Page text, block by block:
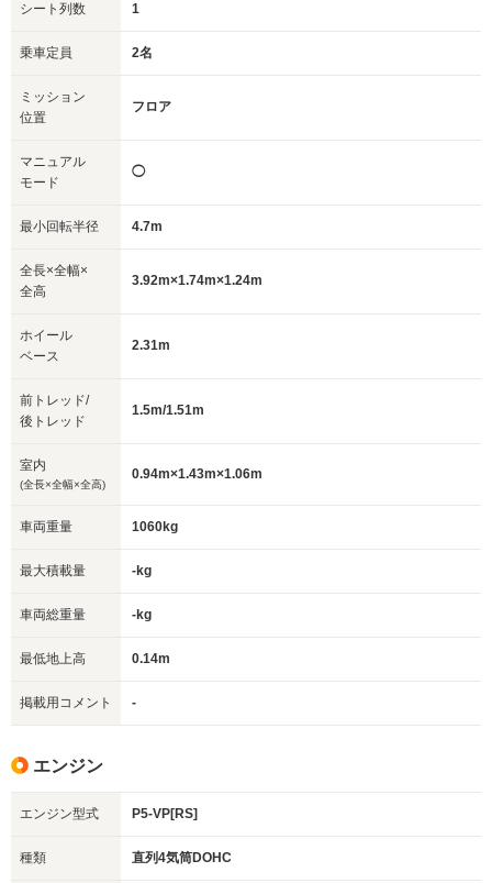
シート列数 1
乗車定員 2名
ミッション
位置
フロア
マニュアル
モード
◯
最小回転半径 4.7m
全長×全幅×
全高
3.92m×1.74m×1.24m
ホイール
ベース
2.31m
前トレッド/
後トレッド
1.5m/1.51m
室内
(全長×全幅×全高)
0.94m×1.43m×1.06m
車両重量 1060kg
最大積載量 -kg
車両総重量 -kg
最低地上高 0.14m
掲載用コメント -
エンジン
エンジン型式 P5-VP[RS]
種類 直列4気筒DOHC